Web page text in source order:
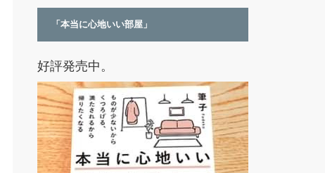
「本当に心地いい部屋」
好評発売中。